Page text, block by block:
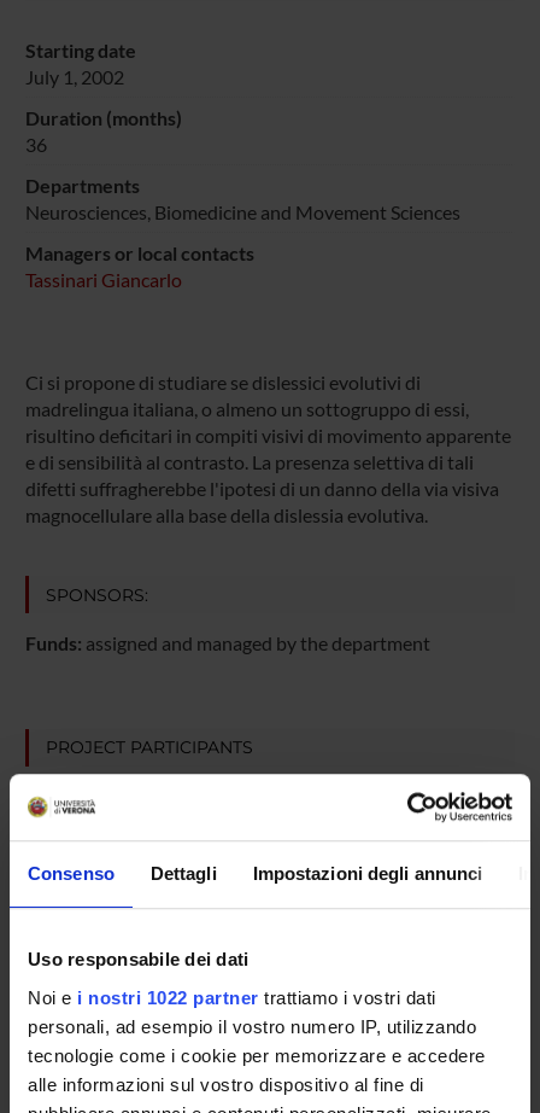
Consenso Dettagli Impostazioni degli annunci
Uso responsabile dei dati
Noi e i nostri 1022 partner trattiamo i vostri dati
personali, ad esempio il vostro numero IP, utilizzando
tecnologie come i cookie per memorizzare e accedere
alle informazioni sul vostro dispositivo al fine di
Starting date
July 1, 2002
Duration (months)
36
Departments
Neurosciences, Biomedicine and Movement Sciences
Managers or local contacts
Tassinari Giancarlo
Ci si propone di studiare se dislessici evolutivi di
madrelingua italiana, o almeno un sottogruppo di essi,
risultino deficitari in compiti visivi di movimento apparente
e di sensibilità al contrasto. La presenza selettiva di tali
difetti suffragherebbe l'ipotesi di un danno della via visiva
magnocellulare alla base della dislessia evolutiva.
SPONSORS:
Funds: assigned and managed by the department
PROJECT PARTICIPANTS
Andrea Peru
Giancarlo Tassinari
Research Assistants
Alberto Beltramello
Azienda Ospedaliera di Verona Primario
Silvia Babighian